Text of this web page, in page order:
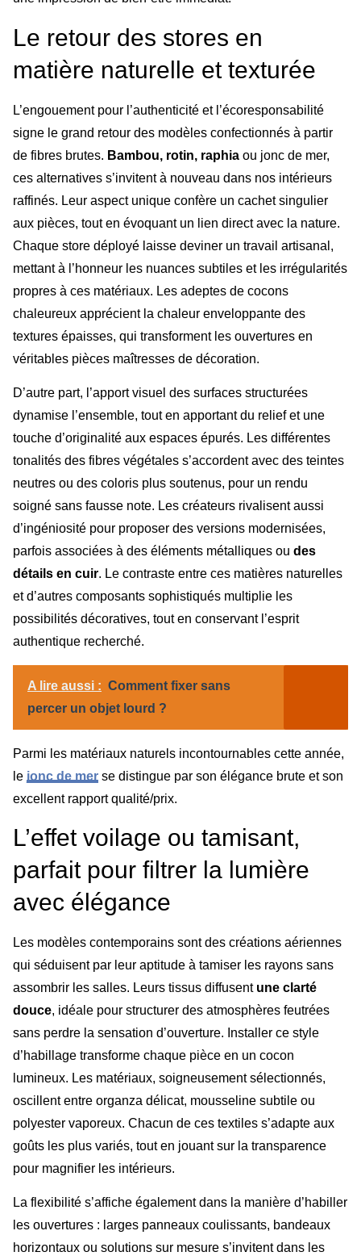
Le retour des stores en
matière naturelle et texturée
L’engouement pour l’authenticité et l’écoresponsabilité
signe le grand retour des modèles confectionnés à partir
de fibres brutes. Bambou, rotin, raphia ou jonc de mer,
ces alternatives s’invitent à nouveau dans nos intérieurs
raffinés. Leur aspect unique confère un cachet singulier
aux pièces, tout en évoquant un lien direct avec la nature.
Chaque store déployé laisse deviner un travail artisanal,
mettant à l’honneur les nuances subtiles et les irrégularités
propres à ces matériaux. Les adeptes de cocons
chaleureux apprécient la chaleur enveloppante des
textures épaisses, qui transforment les ouvertures en
véritables pièces maîtresses de décoration.
D’autre part, l’apport visuel des surfaces structurées
dynamise l’ensemble, tout en apportant du relief et une
touche d’originalité aux espaces épurés. Les différentes
tonalités des fibres végétales s’accordent avec des teintes
neutres ou des coloris plus soutenus, pour un rendu
soigné sans fausse note. Les créateurs rivalisent aussi
d’ingéniosité pour proposer des versions modernisées,
parfois associées à des éléments métalliques ou des
détails en cuir. Le contraste entre ces matières naturelles
et d’autres composants sophistiqués multiplie les
possibilités décoratives, tout en conservant l’esprit
authentique recherché.
A lire aussi : Comment fixer sans
percer un objet lourd ?
Parmi les matériaux naturels incontournables cette année,
le jonc de mer se distingue par son élégance brute et son
excellent rapport qualité/prix.
L’effet voilage ou tamisant,
parfait pour filtrer la lumière
avec élégance
Les modèles contemporains sont des créations aériennes
qui séduisent par leur aptitude à tamiser les rayons sans
assombrir les salles. Leurs tissus diffusentune clarté
douce, idéale pour structurer des atmosphères feutrées
sans perdre la sensation d’ouverture. Installer ce style
d’habillage transforme chaque pièce en un cocon
lumineux. Les matériaux, soigneusement sélectionnés,
oscillent entre organza délicat, mousseline subtile ou
polyester vaporeux. Chacun de ces textiles s’adapte aux
goûts les plus variés, tout en jouant sur la transparence
pour magnifier les intérieurs.
La flexibilité s’affiche également dans la manière d’habiller
les ouvertures : larges panneaux coulissants, bandeaux
horizontaux ou solutions sur mesure s’invitent dans les